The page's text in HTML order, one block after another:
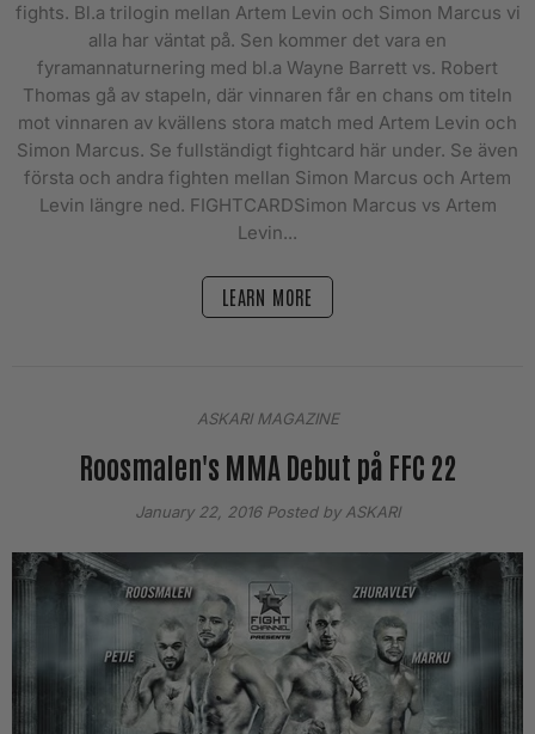
fights. Bl.a trilogin mellan Artem Levin och Simon Marcus vi
alla har väntat på. Sen kommer det vara en
fyramannaturnering med bl.a Wayne Barrett vs. Robert
Thomas gå av stapeln, där vinnaren får en chans om titeln
mot vinnaren av kvällens stora match med Artem Levin och
Simon Marcus. Se fullständigt fightcard här under. Se även
första och andra fighten mellan Simon Marcus och Artem
Levin längre ned. FIGHTCARDSimon Marcus vs Artem
Levin...
LEARN MORE
ASKARI MAGAZINE
Roosmalen's MMA Debut på FFC 22
January 22, 2016Posted by ASKARI